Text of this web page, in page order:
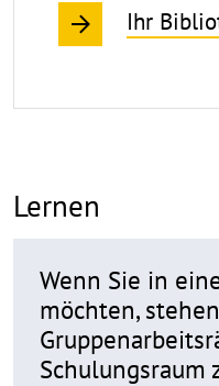
Ihr
Lernen
Wenn Sie in
möchten,
Schulungsraum